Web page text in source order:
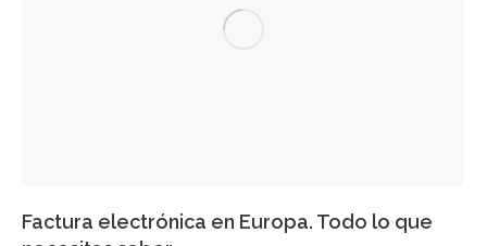
Factura electrónica en Europa. Todo lo que